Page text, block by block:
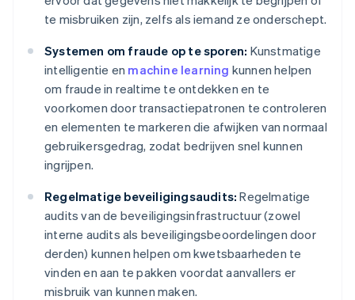
te misbruiken zijn, zelfs als iemand ze onderschept.
Systemen om fraude op te sporen: Kunstmatige
intelligentie en machine learning kunnen helpen
om fraude in realtime te ontdekken en te
voorkomen door transactiepatronen te controleren
en elementen te markeren die afwijken van normaal
gebruikersgedrag, zodat bedrijven snel kunnen
ingrijpen.
Regelmatige beveiligingsaudits: Regelmatige
audits van de beveiligingsinfrastructuur (zowel
interne audits als beveiligingsbeoordelingen door
derden) kunnen helpen om kwetsbaarheden te
vinden en aan te pakken voordat aanvallers er
misbruik van kunnen maken.